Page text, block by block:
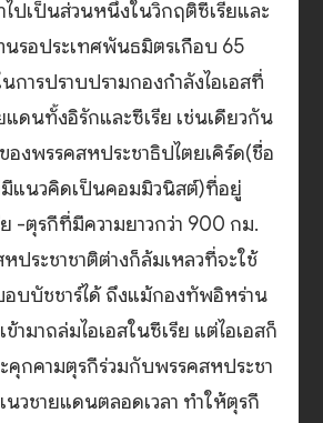
ไปเป็นส่วนหนึ่งในวิกฤติซีเรียและ
รอประเทศพันธมิตรเกือบ 65
การปราบปรามกองกำลังไอเอสที่
แดนทั้งอิรักและซีเรีย เช่นเดียวกัน
องพรรคสหประชาธิปไตยเคิร์ด(ชื่อ
มีแนวคิดเป็นคอมมิวนิสต์)ที่อยู่
-ตุรกีที่มีความยาวกว่า 900 กม.
ประชาชาติต่างก็ล้มเหลวที่จะใช้
อบบัชชาร์ได้ ถึงแม้กองทัพอิหร่าน
ข้ามาถล่มไอเอสในซีเรีย แต่ไอเอสก็
กคามตุรกีร่วมกับพรรคสหประชา
วชายแดนตลอดเวลา ทำให้ตุรกี